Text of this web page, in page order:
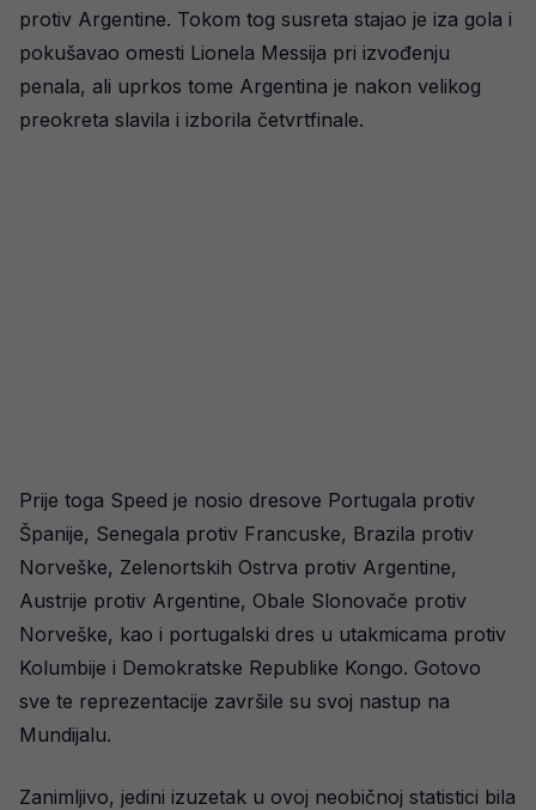
protiv Argentine. Tokom tog susreta stajao je iza gola i
pokušavao omesti Lionela Messija pri izvođenju
penala, ali uprkos tome Argentina je nakon velikog
preokreta slavila i izborila četvrtfinale.
Prije toga Speed je nosio dresove Portugala protiv
Španije, Senegala protiv Francuske, Brazila protiv
Norveške, Zelenortskih Ostrva protiv Argentine,
Austrije protiv Argentine, Obale Slonovače protiv
Norveške, kao i portugalski dres u utakmicama protiv
Kolumbije i Demokratske Republike Kongo. Gotovo
sve te reprezentacije završile su svoj nastup na
Mundijalu.
Zanimljivo, jedini izuzetak u ovoj neobičnoj statistici bila